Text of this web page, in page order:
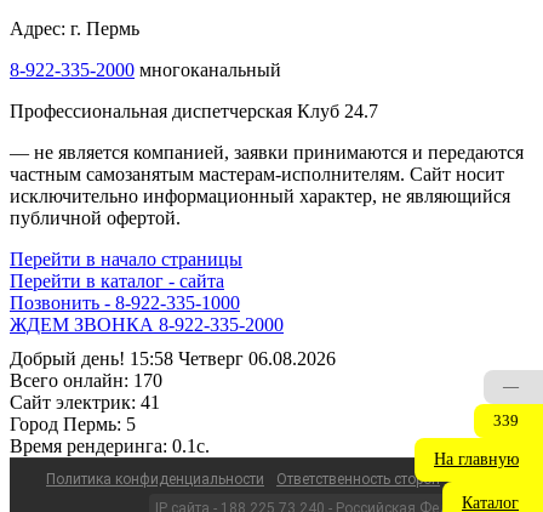
Адрес: г. Пермь
8-922-335-2000 многоканальный
Профессиональная диспетчерская Клуб 24.7
— не является компанией, заявки принимаются и передаются
частным самозанятым мастерам‑исполнителям. Сайт носит
исключительно информационный характер, не являющийся
публичной офертой.
Перейти в начало страницы
Перейти в каталог - сайта
Позвонить - 8-922-335-1000
ЖДЕМ ЗВОНКА 8-922-335-2000
Добрый день! 15:58 Четверг 06.08.2026
Всего онлайн: 170
Сайт электрик: 41
Город Пермь: 5
Время рендеринга: 0.1c.
Политика конфиденциальности
Ответственность сторон
—
339
На главную
Каталог